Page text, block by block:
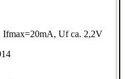
Ifmax=20mA, Uf ca. 2,2V